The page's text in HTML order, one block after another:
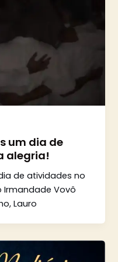
um dia de
alegria!
de atividades no
Irmandade Vovô
Lauro